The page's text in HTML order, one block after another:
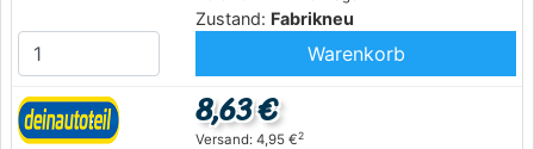
Zustand: Fabrikneu
Warenkorb
8,63 €
Versand: 4,95 €2